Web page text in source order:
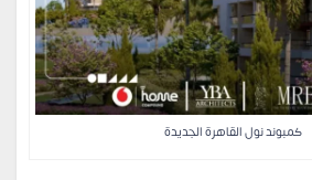
كمبوند نول القاهرة الجديدة